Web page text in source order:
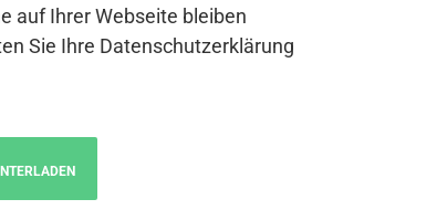
auf Ihrer Webseite bleiben
Sie Ihre Datenschutzerklärung